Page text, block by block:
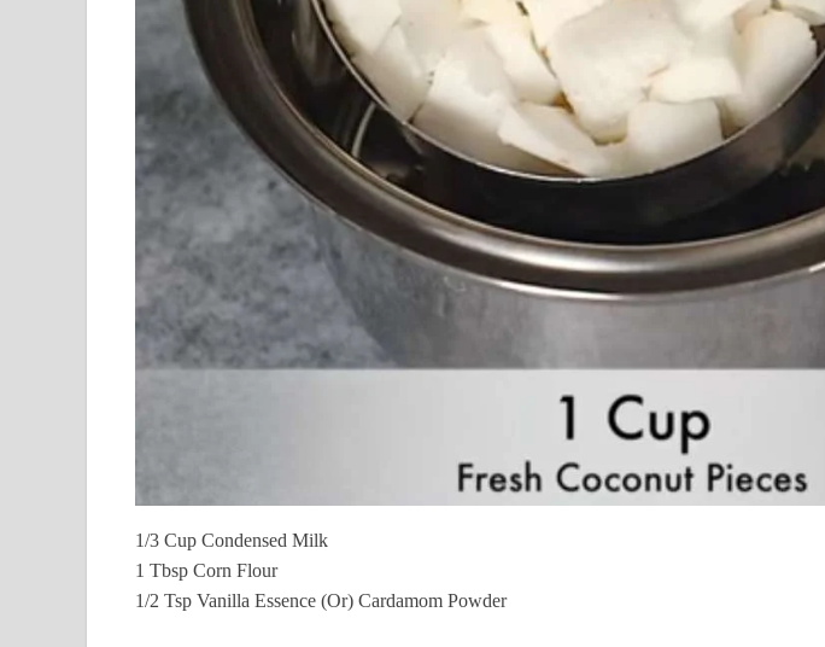
1/3 Cup Condensed Milk
1 Tbsp Corn Flour
1/2 Tsp Vanilla Essence (Or) Cardamom Powder